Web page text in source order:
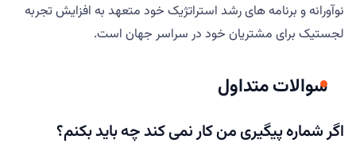
نوآورانه و برنامه های رشد استراتژیک خود متعهد به افزایش تجربه
لجستیک برای مشتریان خود در سراسر جهان است.
سوالات متداول
اگر شماره پیگیری من کار نمی کند چه باید بکنم؟